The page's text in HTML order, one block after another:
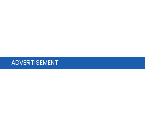
ADVERTISEMENT